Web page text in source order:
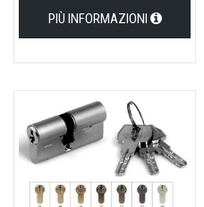
PIÙ INFORMAZIONI